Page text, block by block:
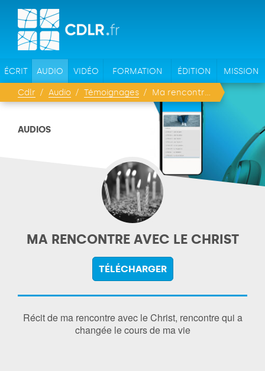
ÉCRIT AUDIO VIDÉO FORMATION ÉDITION MISSION
Cdlr Audio Témoignages Ma rencontre avec le Christ
AUDIOS
MA RENCONTRE AVEC LE CHRIST
TÉLÉCHARGER
Récit de ma rencontre avec le Christ, rencontre qui a
changée le cours de ma vie